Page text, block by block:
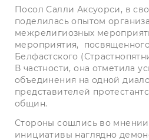
Посол Салли Аксуорси, в
поделилась опытом
межрелигиозных
мероприятия,
Белфастского
В частности, она отметила
объединения на одной
представителей
общин.
Стороны сошлись во
инициативы наглядно